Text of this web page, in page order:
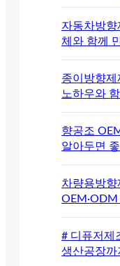
자동차방향
체와 함께
종이방향제
노하우와
향공조
알아두면
차량용방
# 디퓨저제
생산공장까